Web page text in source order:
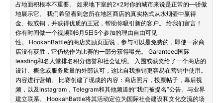
占地面积根本不重要。 如果地下室的2×2对你的城市来说是正常的—骄傲
地展示它。 我们希望看到您所在地区商店的真实格式从水烟壶中赢得
金、银或铜，并获得优质的王冠，帮助你吸引新的客户。 给我们留言！
你有时间做一个视频到6月5日5个参加的理由自由可见
性。 HookahBattle的商店奖励页面说，参与可以是免费的，即使一家商
店没有获胜，它仍然作为比赛的一部分获得曝光。 Garanteed国际
leasting和名人堂排名积分信誉和社会证明。 入围或获奖给了一个商店的
设计、概念或服务质量的外部认可，这比自我推销更容易在营销中使用。
内容进行营销。 比赛创建了现成的内容：商店照片，投票帖子，幕后视
频，以及instagram，Telegram和其他频道的”我们被提名”公告。与业界
建立联系。 HookahBattle将其活动定位为国际社会建设和文化交流的场